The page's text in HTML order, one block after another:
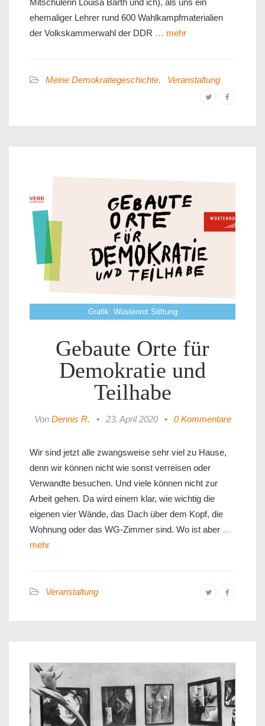
Mitschülerin Louisa Barth und ich), als uns ein
ehemaliger Lehrer rund 600 Wahlkampfmaterialien
der Volkskammerwahl der DDR … mehr
Meine Demokratiegeschichte, Veranstaltung
Grafik: Wüstenrot Stiftung
Gebaute Orte für
Demokratie und
Teilhabe
Von Dennis R. • 23. April 2020 • 0 Kommentare
Wir sind jetzt alle zwangsweise sehr viel zu Hause,
denn wir können nicht wie sonst verreisen oder
Verwandte besuchen. Und viele können nicht zur
Arbeit gehen. Da wird einem klar, wie wichtig die
eigenen vier Wände, das Dach über dem Kopf, die
Wohnung oder das WG-Zimmer sind. Wo ist aber …
mehr
Veranstaltung